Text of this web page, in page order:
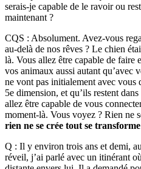
serais-je capable de le ravoir ou
maintenant ?
CQS : Absolument. Avez-vous
au-delà de nos rêves ? Le chien
là. Vous allez être capable de faire
vos animaux aussi autant qu’avec
ne vont pas initialement avec vous
5e dimension, et qu’ils restent
allez être capable de vous
moment-là. Vous voyez ? Rien ne
rien ne se crée tout se
Q : Il y environ trois ans et demi,
réveil, j’ai parlé avec un itinérant